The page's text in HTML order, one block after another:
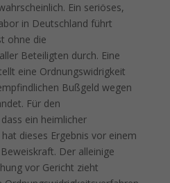
Ein seriöses,
in Deutschland führt
ohne die
Beteiligten durch. Eine
eine Ordnungswidrigkeit
Bußgeld wegen
Für den
ein heimlicher
dieses Ergebnis vor einem
Der alleinige
vor Gericht zieht